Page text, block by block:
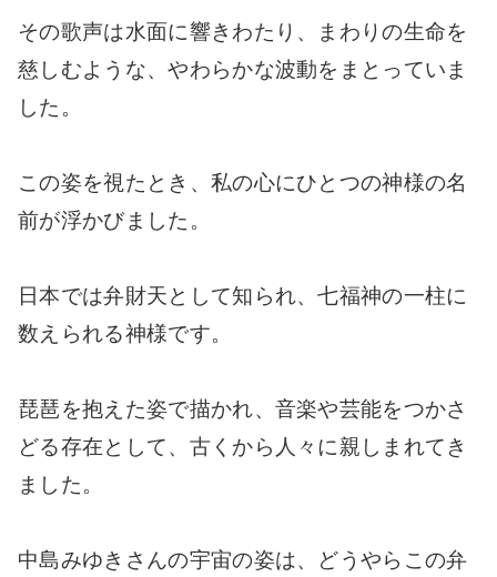
その歌声は水面に響きわたり、まわりの生命を
慈しむような、やわらかな波動をまとっていま
した。
この姿を視たとき、私の心にひとつの神様の名
前が浮かびました。
日本では弁財天として知られ、七福神の一柱に
数えられる神様です。
琵琶を抱えた姿で描かれ、音楽や芸能をつかさ
どる存在として、古くから人々に親しまれてき
ました。
中島みゆきさんの宇宙の姿は、どうやらこの弁